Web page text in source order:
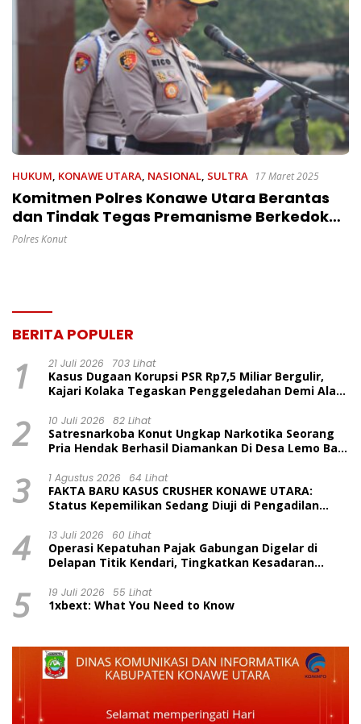
HUKUM, KONAWE UTARA, NASIONAL, SULTRA 17 Maret 2025
Komitmen Polres Konawe Utara Berantas
dan Tindak Tegas Premanisme Berkedok
Ormas
Polres Konut
BERITA POPULER
1 21 Juli 2026 703 Lihat
Kasus Dugaan Korupsi PSR Rp7,5 Miliar Bergulir,
Kajari Kolaka Tegaskan Penggeledahan Demi Alat
2 10 Juli 2026 82 Lihat
Satresnarkoba Konut Ungkap Narkotika Seorang
Pria Hendak Berhasil Diamankan Di Desa Lemo Bajo
3 1 Agustus 2026 64 Lihat
FAKTA BARU KASUS CRUSHER KONAWE UTARA:
Status Kepemilikan Sedang Diuji di Pengadilan
Dinilai Prematur
4 13 Juli 2026 60 Lihat
Operasi Kepatuhan Pajak Gabungan Digelar di
Delapan Titik Kendari, Tingkatkan Kesadaran
5 19 Juli 2026 55 Lihat
1xbext: What You Need to Know